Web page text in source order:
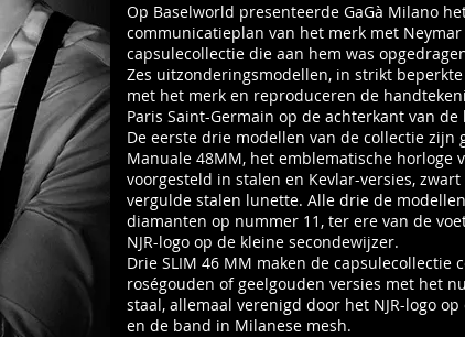
Op Baselworld presenteerde GaGà Milano
communicatieplan van het merk met
capsulecollectie die aan hem was
Zes uitzonderingsmodellen, in strikt
met het merk en reproduceren de
Paris Saint-Germain op de achterkant van de
De eerste drie modellen van de collectie zijn
Manuale 48MM, het emblematische horloge
voorgesteld in stalen en Kevlar-versies, zwart
vergulde stalen lunette. Alle drie de
diamanten op nummer 11, ter ere van de
NJR-logo op de kleine secondewijzer.
Drie SLIM 46 MM maken de capsulecollectie
roségouden of geelgouden versies met het
staal, allemaal verenigd door het NJR-logo
en de band in Milanese mesh.